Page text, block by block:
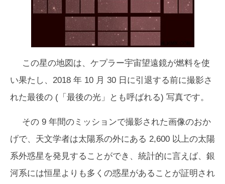
この星の地図は、ケプラー宇宙望遠鏡が燃料を使
い果たし、2018 年 10 月 30 日に引退する前に撮影さ
れた最後の (「最後の光」とも呼ばれる) 写真です。
その 9 年間のミッションで撮影された画像のおか
げで、天文学者は太陽系の外にある 2,600 以上の太陽
系外惑星を発見することができ、統計的に言えば、銀
河系には恒星よりも多くの惑星があることが証明され